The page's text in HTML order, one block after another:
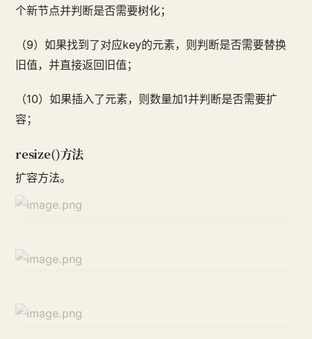
个新节点并判断是否需要树化；
（9）如果找到了对应key的元素，则判断是否需要替换
旧值，并直接返回旧值；
（10）如果插入了元素，则数量加1并判断是否需要扩
容；
resize()方法
扩容方法。